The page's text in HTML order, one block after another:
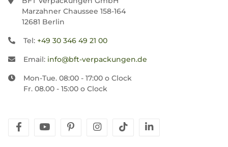
Marzahner Chaussee 158-164
12681 Berlin
Tel: +49 30 346 49 21 00
Email: info@bft-verpackungen.de
Mon-Tue. 08:00 - 17:00 o Clock
Fr. 08.00 - 15:00 o Clock
facebookyoutubepinterestinstagram
tiktok